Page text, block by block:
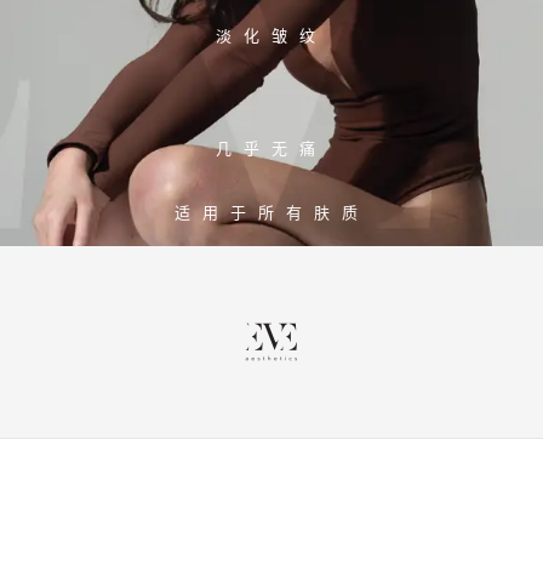
淡化皱纹
几乎无痛
适用于所有肤质